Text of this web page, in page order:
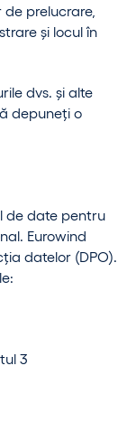
prelucrare,
și locul în
dvs. și alte
depuneți o
de date pentru
Eurowind
datelor (DPO).
3